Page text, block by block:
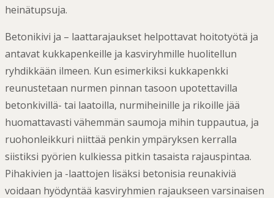
heinätupsuja.
Betonikivi ja – laattarajaukset helpottavat hoitotyötä ja
antavat kukkapenkeille ja kasviryhmille huolitellun
ryhdikkään ilmeen. Kun esimerkiksi kukkapenkki
reunustetaan nurmen pinnan tasoon upotettavilla
betonkivillä- tai laatoilla, nurmiheinille ja rikoille jää
huomattavasti vähemmän saumoja mihin tuppautua, ja
ruohonleikkuri niittää penkin ympäryksen kerralla
siistiksi pyörien kulkiessa pitkin tasaista rajauspintaa.
Pihakivien ja -laattojen lisäksi betonisia reunakiviä
voidaan hyödyntää kasviryhmien rajaukseen varsinaisen